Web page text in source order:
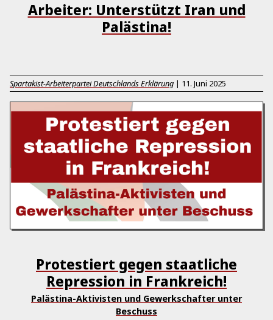
Arbeiter: Unterstützt Iran und
Palästina!
Spartakist-Arbeiterpartei Deutschlands Erklärung | 11. Juni 2025
Protestiert gegen staatliche
Repression in Frankreich!
Palästina-Aktivisten und Gewerkschafter unter
Beschuss